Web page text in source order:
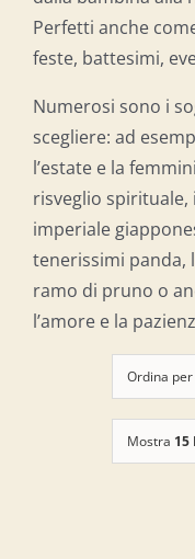
Perfetti anche
feste, battesimi,
Numerosi sono i
scegliere: ad
l’estate e la
risveglio
imperiale
tenerissimi panda,
ramo di pruno o
l’amore e la
Ordina per
Mostra 15